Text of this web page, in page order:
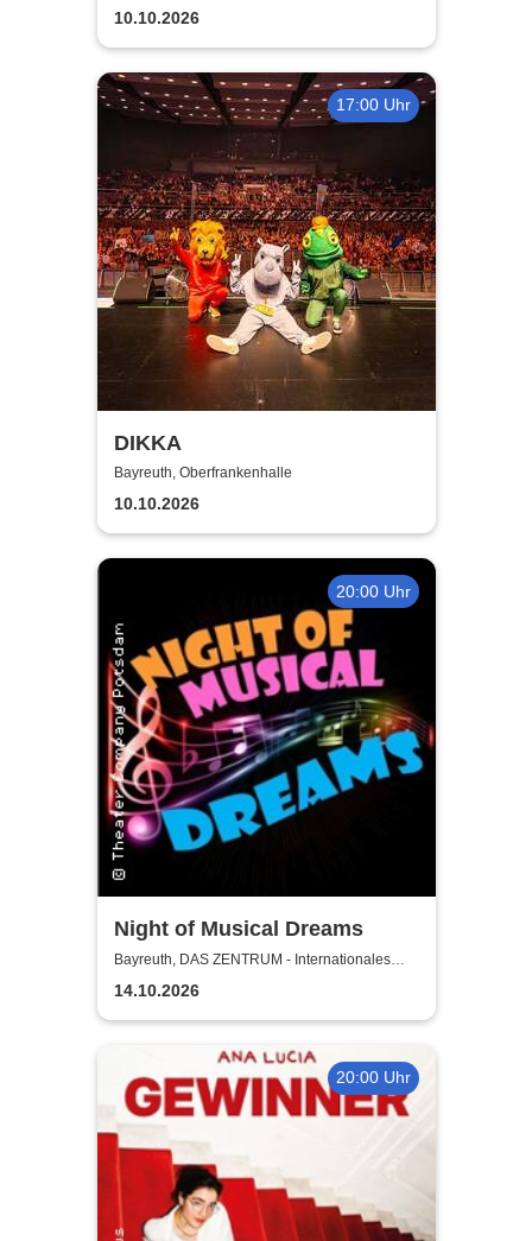
10.10.2026
17:00 Uhr
DIKKA
Bayreuth, Oberfrankenhalle
10.10.2026
20:00 Uhr
Night of Musical Dreams
Bayreuth, DAS ZENTRUM - Internationales
Jugendkulturzentrum Bayreuth
14.10.2026
20:00 Uhr